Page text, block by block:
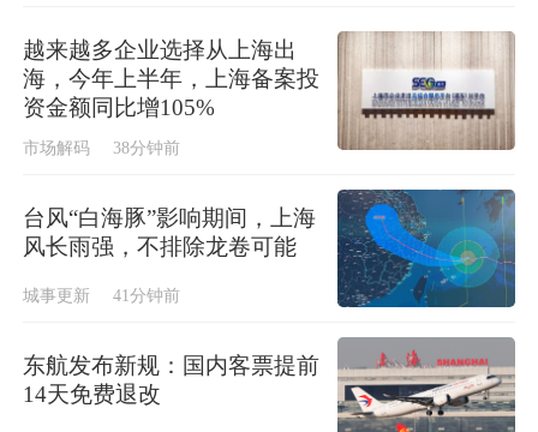
越来越多企业选择从上海出
海，今年上半年，上海备案投
资金额同比增105%
市场解码 38分钟前
台风“白海豚”影响期间，上海
风长雨强，不排除龙卷可能
城事更新 41分钟前
东航发布新规：国内客票提前
14天免费退改